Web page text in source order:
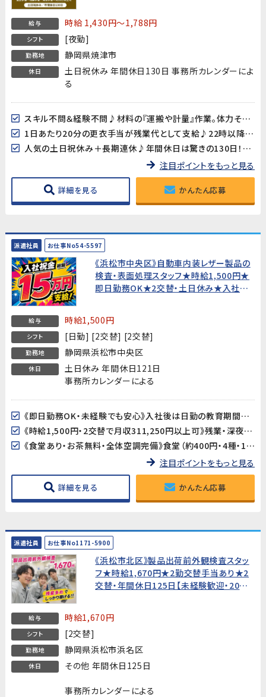
給与 時給 1,430円～1,788円
シフト [夜勤]
勤務地 静岡県焼津市
休日
土日祝休み 年間休日130日 事務所カレンダーによ
る
スキル不問＆経験不問♪材料の『運搬や計量』作業。体力そこそこあればOK！
1日あたり20分の更衣手当が残業代として支給♪22時以降は深夜手当もついてオトクに稼げます☆
人気の土日祝休み＋長期連休♪年間休日は驚きの130日！メリハリつけて働けます
注目ポイントをもっと見る
詳細を見る かんたん応募
派遣社員 お仕事No54-5597
《浜松市中央区》自動車内装レザー製品の
検査・表面処理スタッフ★時給1,500円★
即日勤務OK★2交替・土日休み★入社祝
給与 時給1,500円
シフト [日勤] [2交替] [2交替]
勤務地 静岡県浜松市中央区
休日
土日休み 年間休日121日
事務所カレンダーによる
《即日勤務OK・未経験でも安心》入社後は日勤の教育期間からスタートするので、2交替勤務が初めての方でも安心してスタートできます。工場未経験の方も大歓迎です。
《時給1,500円・2交替で月収311,250円以上可》残業・深夜手当が加算され、月収311,250円以上を目指せます（所定21.25日・残業25h・深夜25hの場合）。
《食堂あり・お茶無料・全体空調完備》食堂（約400円・4種・11:30〜13:30）が利用できます。お茶も無料。空調完備の環境ですが、作業場によっては暑さを感じる場合があります。
注目ポイントをもっと見る
詳細を見る かんたん応募
派遣社員 お仕事No1171-5900
《浜松市北区》製品出荷前外観検査スタッ
フ★時給1,670円★2勤交替手当あり★2
交替・年間休日125日【未経験歓迎・20
給与 時給1,670円
シフト [2交替]
勤務地 静岡県浜松市浜名区
休日 その他 年間休日125日
事務所カレンダーによる